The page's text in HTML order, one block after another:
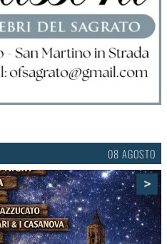
06 AGOSTO
>